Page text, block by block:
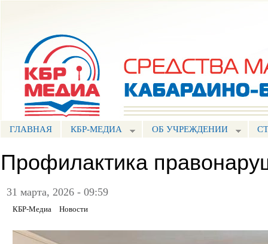
ГЛАВНАЯ КБР-МЕДИА ОБ УЧРЕЖДЕНИИ
Профилактика
31 марта, 2026 - 09:59
КБР-Медиа Новости